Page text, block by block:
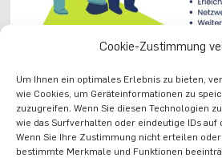
Cookie-Zustimmung
Um Ihnen ein optimales Erlebnis zu bieten,
wie Cookies, um Geräteinformationen zu
zuzugreifen. Wenn Sie diesen Technologien
wie das Surfverhalten oder eindeutige IDs auf
Wenn Sie Ihre Zustimmung nicht erteilen
bestimmte Merkmale und Funktionen
VORIGER